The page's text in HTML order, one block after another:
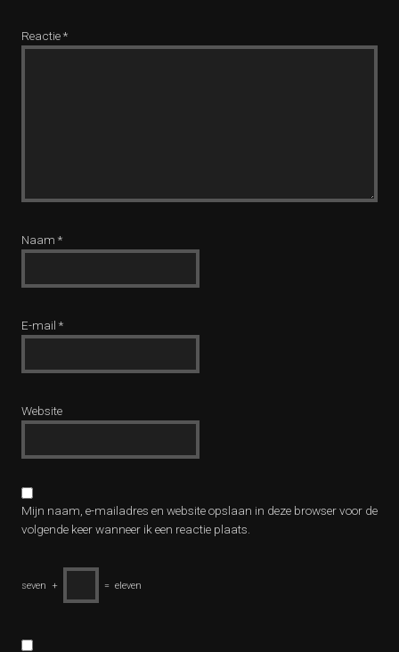
Reactie*
Naam *
E-mail *
Website
Mijn naam, e-mailadres en website opslaan in deze browser voor de
volgende keer wanneer ik een reactie plaats.
seven + = eleven